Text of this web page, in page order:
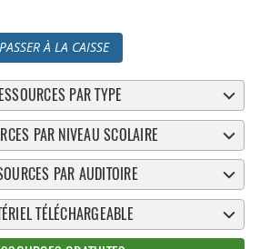
PASSER À LA CAISSE
PAR TYPE
PAR NIVEAU SCOLAIRE
PAR AUDITOIRE
TÉLÉCHARGEABLE